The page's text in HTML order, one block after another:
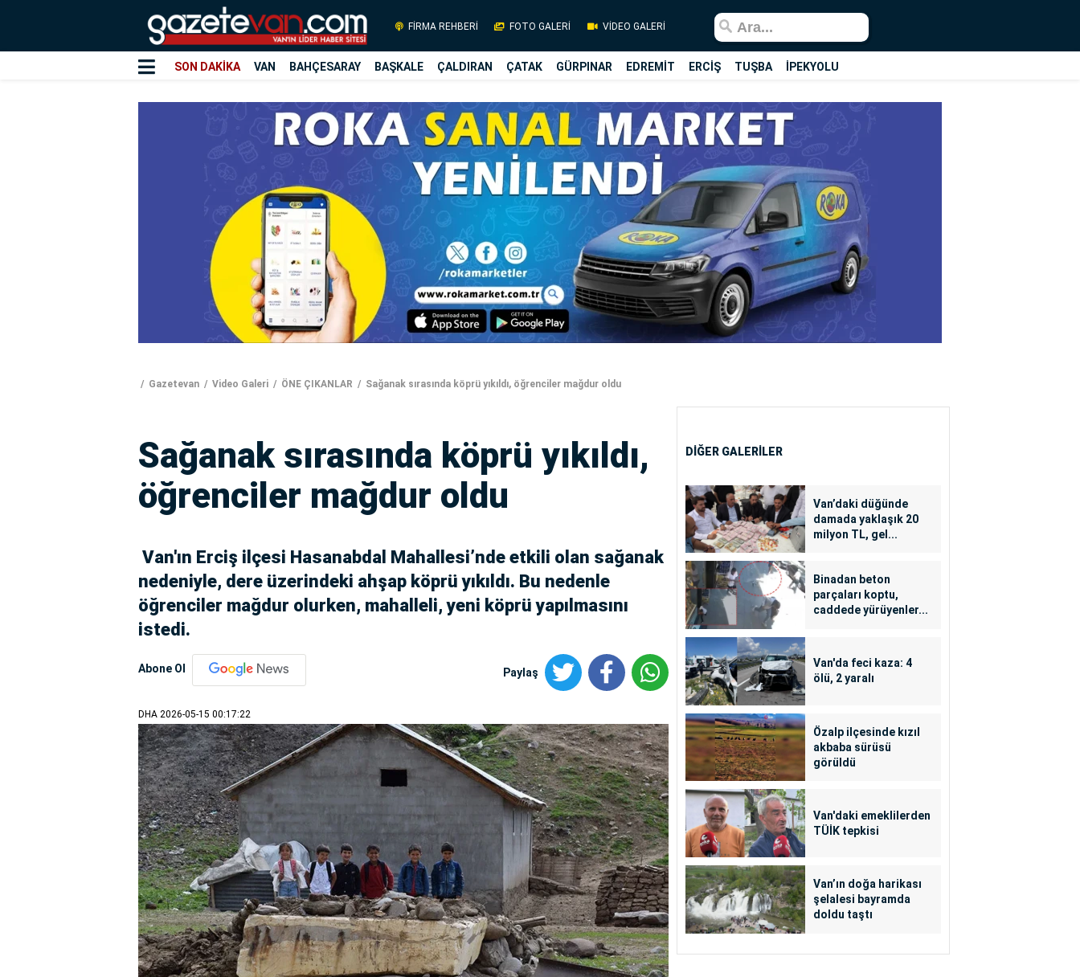
FİRMA REHBERİ FOTO GALERİ VİDEO GALERİ
SON DAKİKA VAN BAHÇESARAY BAŞKALE ÇALDIRAN ÇATAK GÜRPINAR EDREMİT ERCİŞ TUŞBA İPEKYOLU
Gazetevan Video Galeri ÖNE ÇIKANLAR Sağanak sırasında köprü yıkıldı, öğrenciler mağdur oldu
Sağanak sırasında köprü yıkıldı,
öğrenciler mağdur oldu
Van'ın Erciş ilçesi Hasanabdal Mahallesi’nde etkili olan sağanak
nedeniyle, dere üzerindeki ahşap köprü yıkıldı. Bu nedenle
öğrenciler mağdur olurken, mahalleli, yeni köprü yapılmasını
istedi.
Abone Ol Paylaş
DHA 2026-05-15 00:17:22
DİĞER GALERİLER
Van’daki düğünde
damada yaklaşık 20
milyon TL, gel...
Binadan beton
parçaları koptu,
caddede yürüyenler...
Van'da feci kaza: 4
ölü, 2 yaralı
Özalp ilçesinde kızıl
akbaba sürüsü
görüldü
Van'daki emeklilerden
TÜİK tepkisi
Van’ın doğa harikası
şelalesi bayramda
doldu taştı